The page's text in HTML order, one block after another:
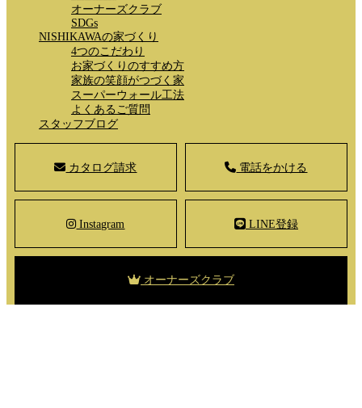
オーナーズクラブ
SDGs
NISHIKAWAの家づくり
4つのこだわり
お家づくりのすすめ方
家族の笑顔がつづく家
スーパーウォール工法
よくあるご質問
スタッフブログ
カタログ請求 電話をかける
Instagram LINE登録
オーナーズクラブ